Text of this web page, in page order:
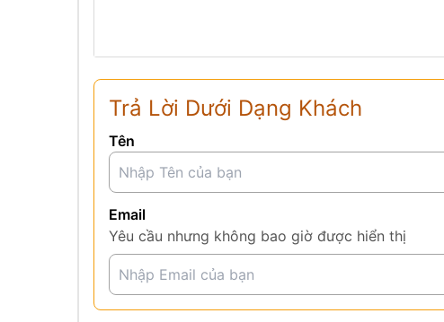
Trả Lời Dưới Dạng Khách
Tên
Email
Yêu cầu nhưng không bao giờ được hiển thị